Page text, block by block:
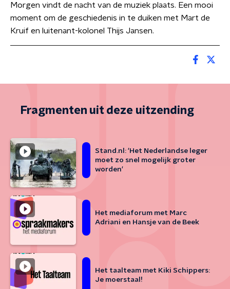
Morgen vindt de nacht van de muziek plaats. Een mooi
moment om de geschiedenis in te duiken met Mart de
Kruif en luitenant-kolonel Thijs Jansen.
Fragmenten uit deze uitzending
Stand.nl: 'Het Nederlandse leger
moet zo snel mogelijk groter
worden'
Het mediaforum met Marc
Adriani en Hansje van de Beek
Het taalteam met Kiki Schippers:
Je moerstaal!